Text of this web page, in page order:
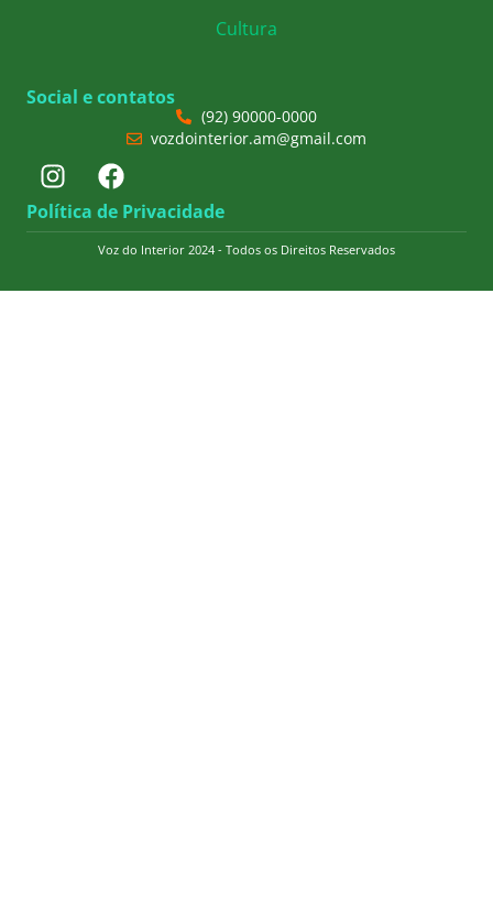
Cultura
Social e contatos
(92) 90000-0000
vozdointerior.am@gmail.com
Política de Privacidade
Voz do Interior 2024 - Todos os Direitos Reservados